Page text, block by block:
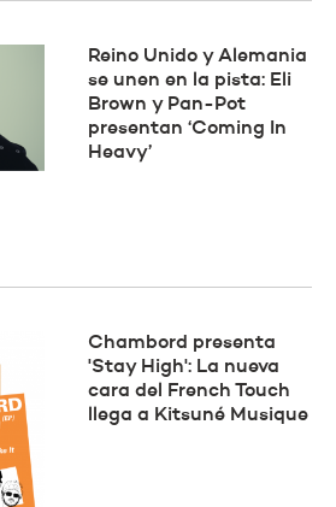
Reino Unido y Alemania
se unen en la pista: Eli
Brown y Pan-Pot
presentan ‘Coming In
Heavy’
Chambord presenta
'Stay High': La nueva
cara del French Touch
llega a Kitsuné Musique